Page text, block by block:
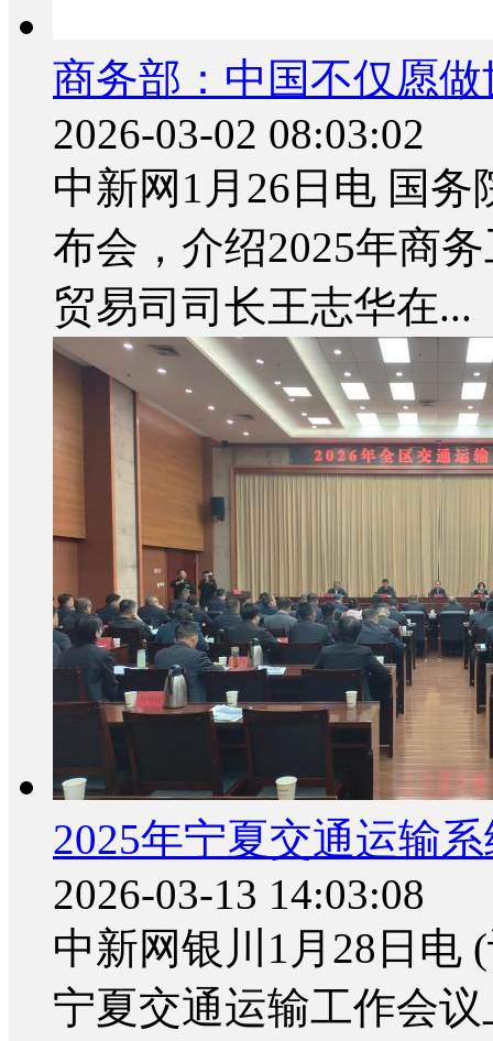
商务部：中国不仅愿
2026-03-02 08:03:02
中新网1月26日电 国
布会，介绍2025年商
贸易司司长王志华在...
2025年宁夏交通运输
2026-03-13 14:03:08
中新网银川1月28日电
宁夏交通运输工作会